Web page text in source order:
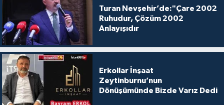
Turan Nevşehir’de:"Çare 2002
Ruhudur, Çözüm 2002
Anlayışıdır
Erkollar İnşaat
Zeytinburnu’nun
Dönüşümünde Bizde Varız Dedi